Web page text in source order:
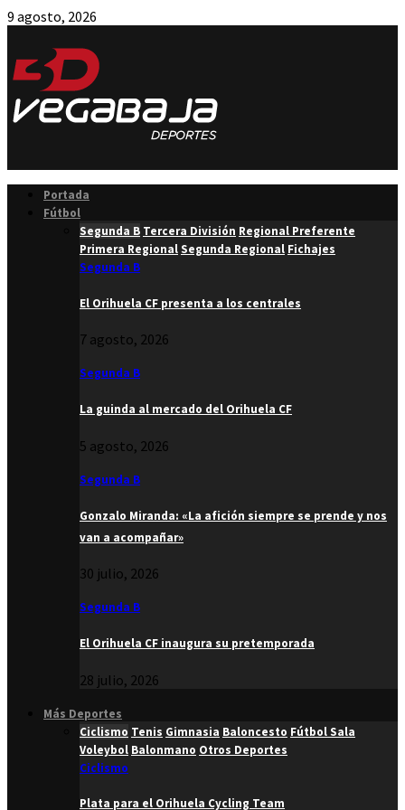
9 agosto, 2026
Portada
Fútbol
Segunda B Tercera División Regional Preferente
Primera RegionalSegunda Regional Fichajes
Segunda B
El Orihuela CF presenta a los centrales
7 agosto, 2026
Segunda B
La guinda al mercado del Orihuela CF
5 agosto, 2026
Segunda B
Gonzalo Miranda: «La afición siempre se prende y nos
van a acompañar»
30 julio, 2026
Segunda B
El Orihuela CF inaugura su pretemporada
28 julio, 2026
Más Deportes
Ciclismo Tenis Gimnasia Baloncesto Fútbol Sala
Voleybol Balonmano Otros Deportes
Ciclismo
Plata para el Orihuela Cycling Team